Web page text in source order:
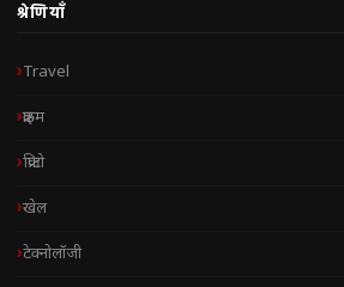
श्रेणियाँ
Travel
क्राइम
क्रिप्टो
खेल
टेक्नोलॉजी